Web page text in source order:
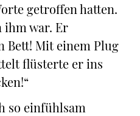
getroffen hatten.
ihm war. Er
Bett! Mit einem Plug
flüsterte er ins
so einfühlsam